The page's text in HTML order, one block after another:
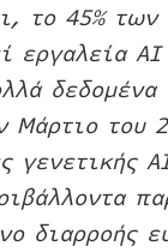
το 45%
εργαλεία AI
δεδομένα
Μάρτιο του
γενετικής
διαρροής